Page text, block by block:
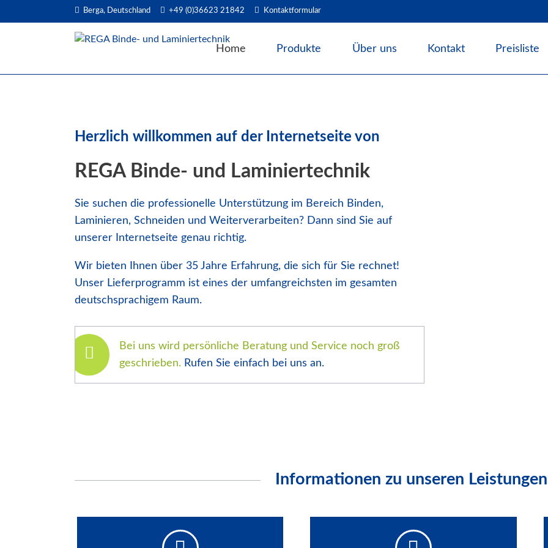
Berga, Deutschland +49 (0)36623 21842 Kontaktformular
Home Produkte
Schneidesysteme
Papierweiterverarbeitung
Werbetechnik / Displays
Verpackungssysteme
IDEAL Luftreiniger
Gebrauchtmaschinen
Über uns Kontakt Preisliste
Herzlich willkommen auf der Internetseite von
REGA Binde- und Laminiertechnik
Sie suchen die professionelle Unterstützung im Bereich Binden,
Laminieren, Schneiden und Weiterverarbeiten? Dann sind Sie auf
unserer Internetseite genau richtig.
Wir bieten Ihnen über 35 Jahre Erfahrung, die sich für Sie rechnet!
Unser Lieferprogramm ist eines der umfangreichsten im gesamten
deutschsprachigem Raum.
Bei uns wird persönliche Beratung und Service noch groß
geschrieben. Rufen Sie einfach bei uns an.
Informationen zu unseren